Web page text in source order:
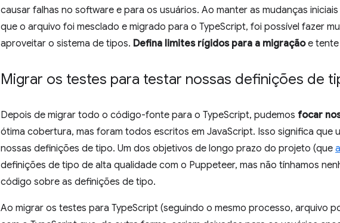
causar falhas no software e para os usuários. Ao manter as mudanças
que o arquivo foi mesclado e migrado para o TypeScript, foi possível fazer
aproveitar o sistema de tipos. Defina limites rígidos para a migraçãoe tente
Migrar os testes para testar nossas definições de
Depois de migrar todo o código-fonte para o TypeScript, pudemos focar
ótima cobertura, mas foram todos escritos em JavaScript. Isso significa que
nossas definições de tipo. Um dos objetivos de longo prazo do projeto (que
definições de tipo de alta qualidade com o Puppeteer, mas não tínhamos
código sobre as definições de tipo.
Ao migrar os testes para TypeScript (seguindo o mesmo processo, arquivo